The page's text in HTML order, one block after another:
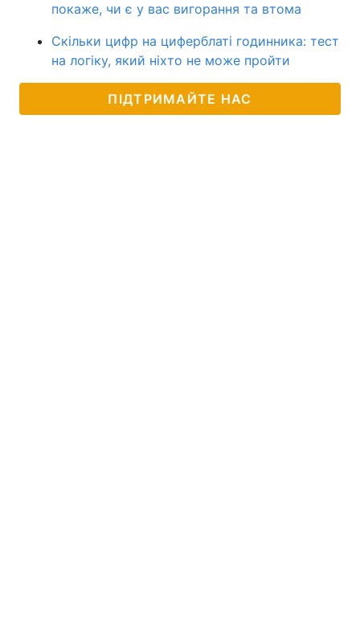
покаже, чи є у вас вигорання та втома
Скільки цифр на циферблаті годинника: тест
на логіку, який ніхто не може пройти
ПІДТРИМАЙТЕ НАС